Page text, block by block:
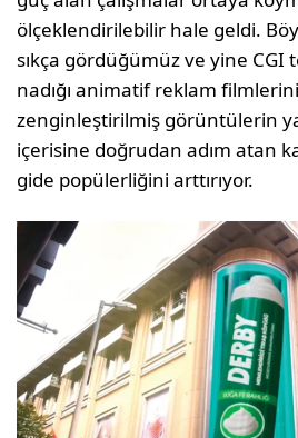
ölçeklendirilebilir hale geldi.
sıkça gör­düğümüz ve yine
nadığı animatif reklam
zenginleştirilmiş görüntülerin
içerisine doğrudan adım atan
gide popülerliğini arttırıyor.